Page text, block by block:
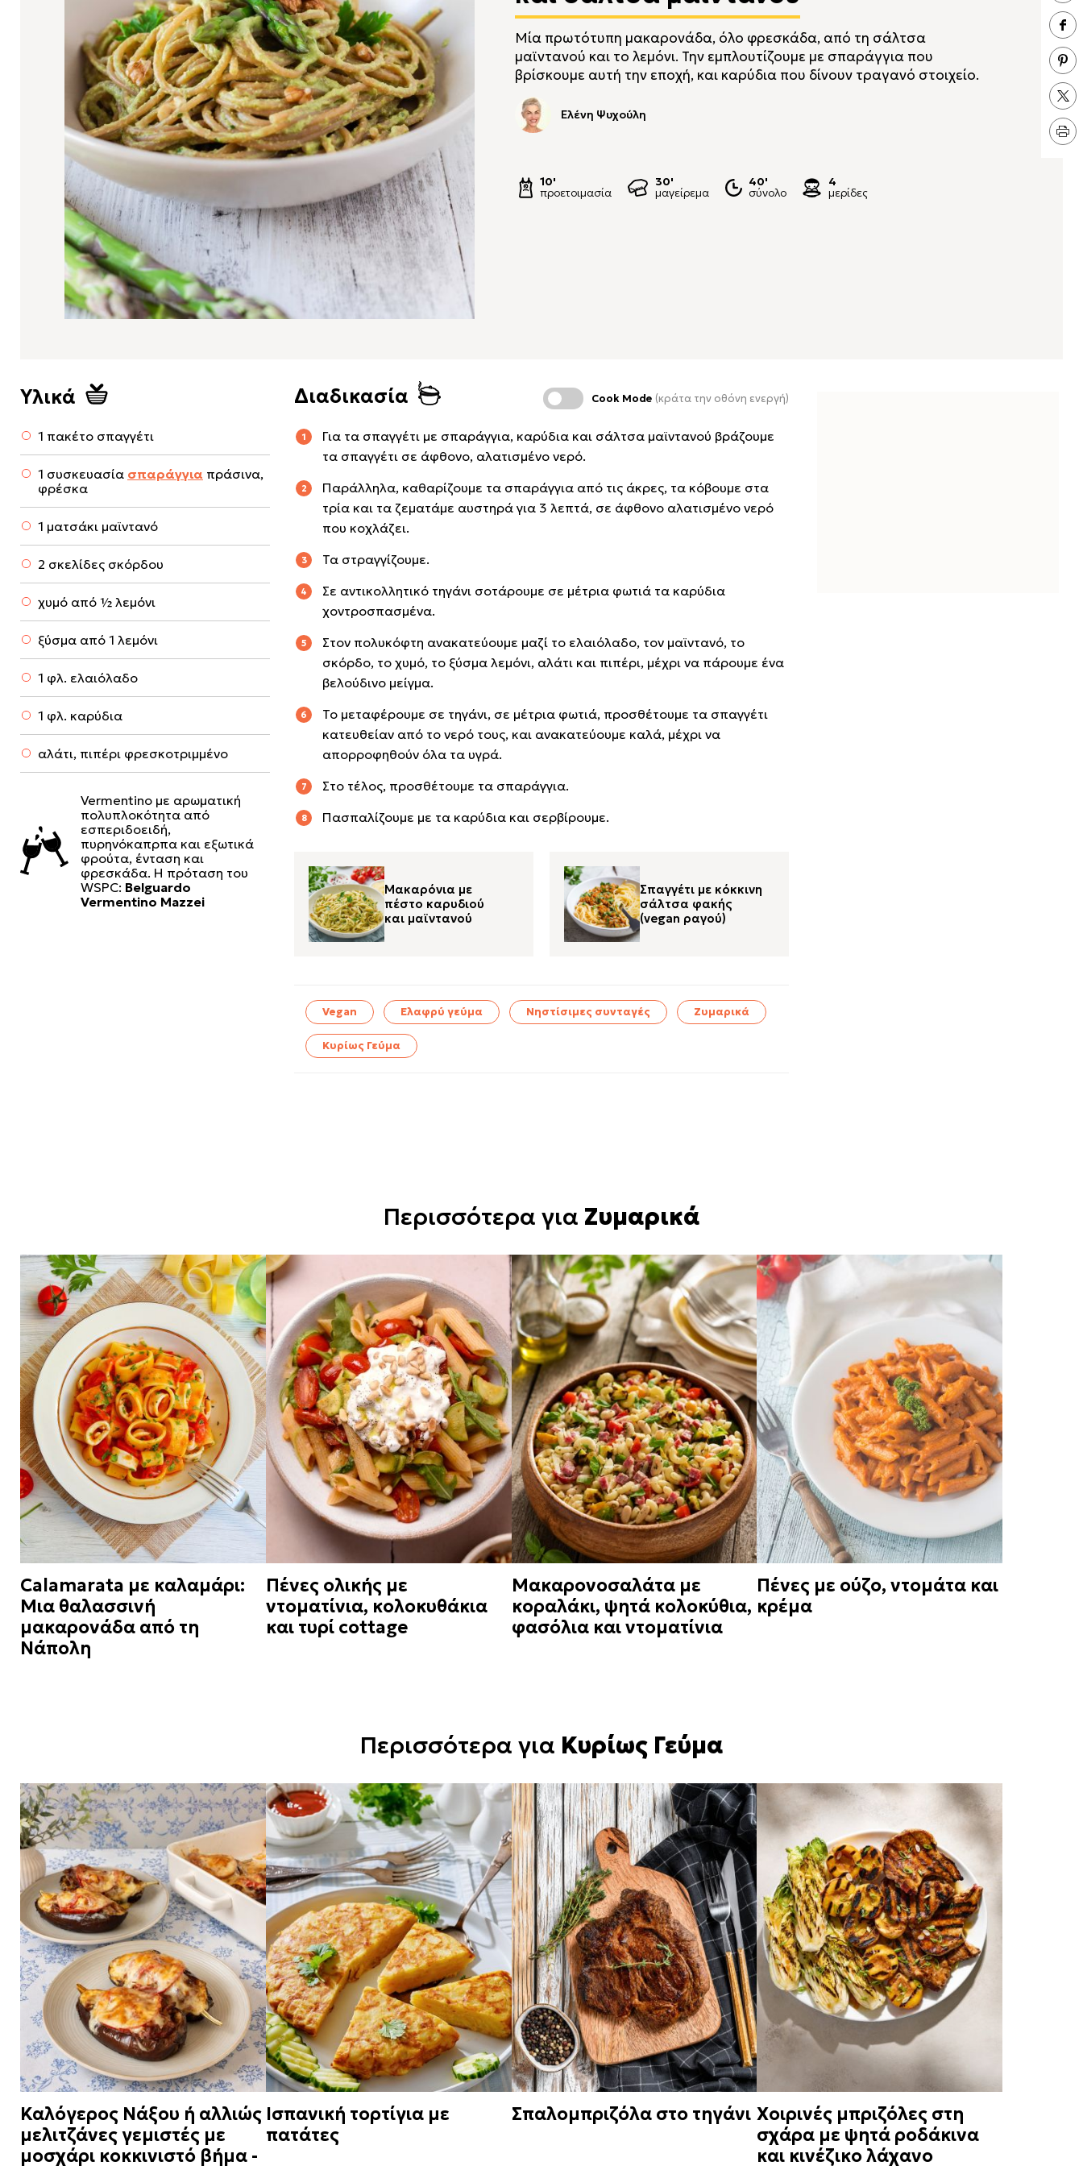
Μία πρωτότυπη μακαρονάδα, όλο φρεσκάδα, από τη σάλτσα
μαϊντανού και το λεμόνι. Την εμπλουτίζουμε με σπαράγγια που
βρίσκουμε αυτή την εποχή, και καρύδια που δίνουν τραγανό στοιχείο.
Ελένη Ψυχούλη
10'
προετοιμασία
30'
μαγείρεμα
40'
σύνολο
4
μερίδες
Υλικά
1 πακέτο σπαγγέτι
1 συσκευασία σπαράγγια πράσινα,
φρέσκα
1 ματσάκι μαϊντανό
2 σκελίδες σκόρδου
χυμό από ½ λεμόνι
ξύσμα από 1 λεμόνι
1 φλ. ελαιόλαδο
1 φλ. καρύδια
αλάτι, πιπέρι φρεσκοτριμμένο
Vermentino με αρωματική
πολυπλοκότητα από
εσπεριδοειδή,
πυρηνόκαπρπα και εξωτικά
φρούτα, ένταση και
φρεσκάδα. Η πρόταση του
WSPC: Belguardo
Vermentino Mazzei
Διαδικασία Cook Mode (κράτα την οθόνη ενεργή)
Για τα σπαγγέτι με σπαράγγια, καρύδια και σάλτσα μαϊντανού βράζουμε
τα σπαγγέτι σε άφθονο, αλατισμένο νερό.
Παράλληλα, καθαρίζουμε τα σπαράγγια από τις άκρες, τα κόβουμε στα
τρία και τα ζεματάμε αυστηρά για 3 λεπτά, σε άφθονο αλατισμένο νερό
που κοχλάζει.
Τα στραγγίζουμε.
Σε αντικολλητικό τηγάνι σοτάρουμε σε μέτρια φωτιά τα καρύδια
χοντροσπασμένα.
Στον πολυκόφτη ανακατεύουμε μαζί το ελαιόλαδο, τον μαϊντανό, το
σκόρδο, το χυμό, το ξύσμα λεμόνι, αλάτι και πιπέρι, μέχρι να πάρουμε ένα
βελούδινο μείγμα.
Το μεταφέρουμε σε τηγάνι, σε μέτρια φωτιά, προσθέτουμε τα σπαγγέτι
κατευθείαν από το νερό τους, και ανακατεύουμε καλά, μέχρι να
απορροφηθούν όλα τα υγρά.
Στο τέλος, προσθέτουμε τα σπαράγγια.
Πασπαλίζουμε με τα καρύδια και σερβίρουμε.
Μακαρόνια με
πέστο καρυδιού
και μαϊντανού
Σπαγγέτι με κόκκινη
σάλτσα φακής
(vegan ραγού)
Vegan Ελαφρύ γεύμα Νηστίσιμες συνταγές Ζυμαρικά
Κυρίως Γεύμα
Περισσότερα για Ζυμαρικά
Calamarata με καλαμάρι:
Μια θαλασσινή
μακαρονάδα από τη
Νάπολη
Πένες ολικής με
ντοματίνια, κολοκυθάκια
και τυρί cottage
Μακαρονοσαλάτα με
κοραλάκι, ψητά κολοκύθια,
φασόλια και ντοματίνια
Πένες με ούζο, ντομάτα και
κρέμα
Περισσότερα για Κυρίως Γεύμα
Καλόγερος Νάξου ή αλλιώς
μελιτζάνες γεμιστές με
μοσχάρι κοκκινιστό βήμα -
Ισπανική τορτίγια με
πατάτες
Σπαλομπριζόλα στο τηγάνι Χοιρινές μπριζόλες στη
σχάρα με ψητά ροδάκινα
και κινέζικο λάχανο